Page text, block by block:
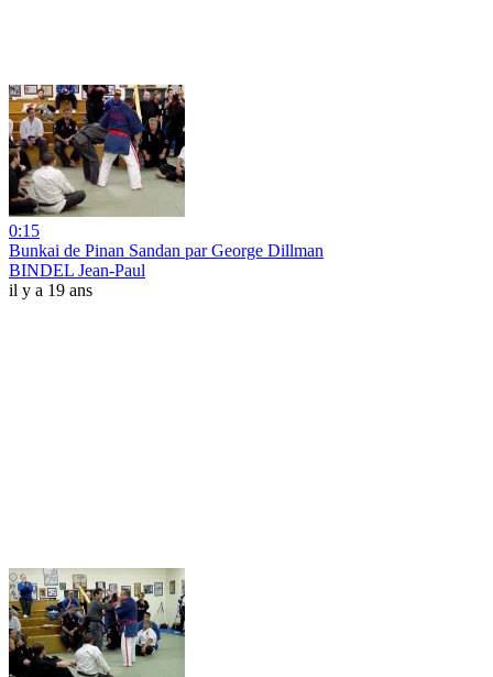
0:15
Bunkai de Pinan Sandan par George Dillman
BINDEL Jean-Paul
il y a 19 ans